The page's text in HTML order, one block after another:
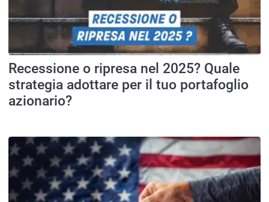
Recessione o ripresa nel 2025? Quale
strategia adottare per il tuo portafoglio
azionario?